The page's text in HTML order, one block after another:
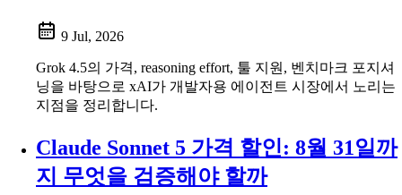
9 Jul, 2026
Grok 4.5의 가격, reasoning effort, 툴 지원, 벤치마크 포지셔
닝을 바탕으로 xAI가 개발자용 에이전트 시장에서 노리는
지점을 정리합니다.
Claude Sonnet 5 가격 할인: 8월 31일까
지 무엇을 검증해야 할까